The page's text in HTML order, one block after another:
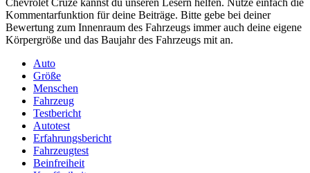
Kommentarfunktion für deine Beiträge. Bitte gebe bei deiner
Bewertung zum Innenraum des Fahrzeugs immer auch deine eigene
Körpergröße und das Baujahr des Fahrzeugs mit an.
Auto
Größe
Menschen
Fahrzeug
Testbericht
Autotest
Erfahrungsbericht
Fahrzeugtest
Beinfreiheit